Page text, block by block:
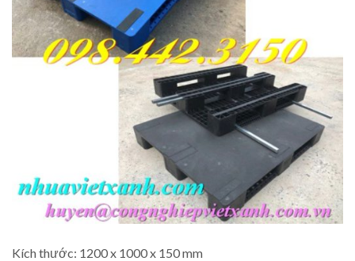
Kích thước: 1200 x 1000 x 150 mm